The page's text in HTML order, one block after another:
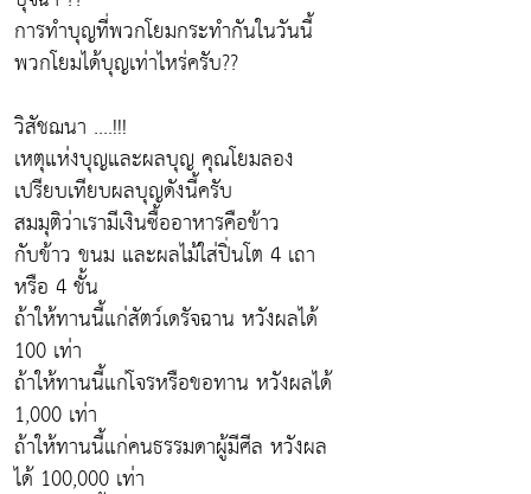
การทำบุญที่พวกโยมกระทำกันในวันนี้
พวกโยมได้บุญเท่าไหร่ครับ??
วิสัชฌนา ....!!!
เหตุแห่งบุญและผลบุญ คุณโยมลอง
เปรียบเทียบผลบุญดังนี้ครับ
สมมุติว่าเรามีเงินซื้ออาหารคือข้าว
กับข้าว ขนม และผลไม้ใส่ปิ่นโต 4 เถา
หรือ 4 ชั้น
ถ้าให้ทานนี้แก่สัตว์เดรัจฉาน หวังผลได้
100 เท่า
ถ้าให้ทานนี้แก่โจรหรือขอทาน หวังผลได้
1,000 เท่า
ถ้าให้ทานนี้แก่คนธรรมดาผู้มีศีล หวังผล
ได้ 100,000 เท่า